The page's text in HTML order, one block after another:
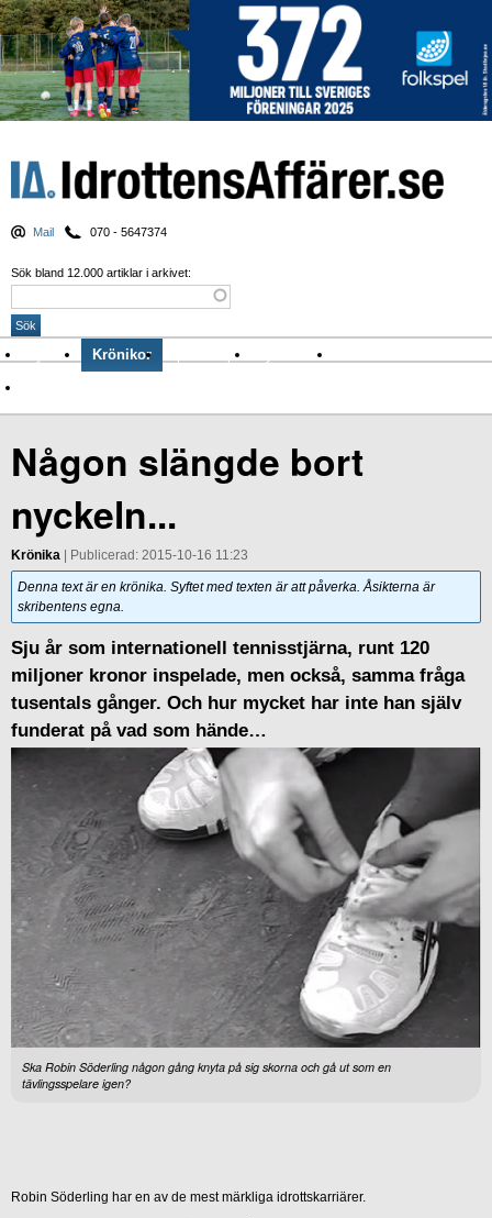
Mail 070 - 5647374
Sök bland 12.000 artiklar i arkivet:
Nyheter Krönikor Sport & spel Nyhetsbrev
Någon slängde bort
nyckeln...
Krönika | Publicerad: 2015-10-16 11:23
Denna text är en krönika. Syftet med texten är att påverka. Åsikterna är
skribentens egna.
Sju år som internationell tennisstjärna, runt 120
miljoner kronor inspelade, men också, samma fråga
tusentals gånger. Och hur mycket har inte han själv
funderat på vad som hände…
Ska Robin Söderling någon gång knyta på sig skorna och gå ut som en
tävlingsspelare igen?
Robin Söderling har en av de mest märkliga idrottskarriärer.